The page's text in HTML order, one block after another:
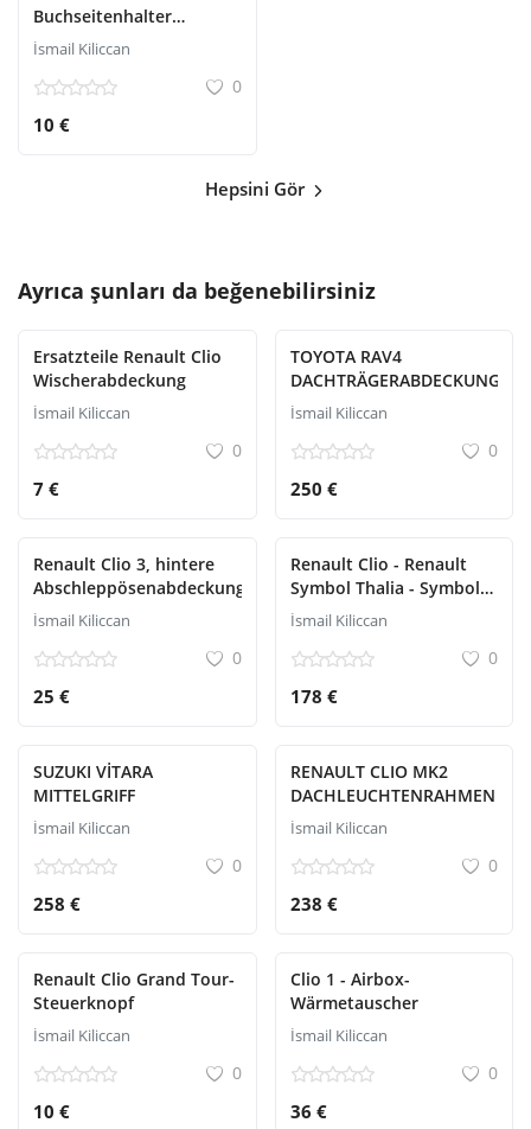
Buchseitenhalter
Lesegerät
İsmail Kiliccan
0
10 €
Hepsini Gör
Ayrıca şunları da beğenebilirsiniz
Ersatzteile Renault Clio
Wischerabdeckung
İsmail Kiliccan
0
7 €
TOYOTA RAV4
DACHTRÄGERABDECKUNG
İsmail Kiliccan
0
250 €
Renault Clio 3, hintere
Abschleppösenabdeckung
İsmail Kiliccan
0
25 €
Renault Clio - Renault
Symbol Thalia - Symbol
Fensterknopfrahmen
İsmail Kiliccan
0
178 €
SUZUKI VİTARA
MITTELGRIFF
İsmail Kiliccan
0
258 €
RENAULT CLIO MK2
DACHLEUCHTENRAHMEN
İsmail Kiliccan
0
238 €
Renault Clio Grand Tour-
Steuerknopf
İsmail Kiliccan
0
10 €
Clio 1 - Airbox-
Wärmetauscher
İsmail Kiliccan
0
36 €